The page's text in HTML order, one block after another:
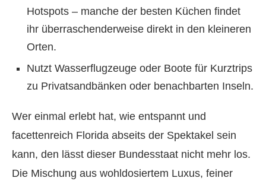
Hotspots – manche der besten Küchen findet
ihr überraschenderweise direkt in den kleineren
Orten.
Nutzt Wasserflugzeuge oder Boote für Kurztrips
zu Privatsandbänken oder benachbarten Inseln.
Wer einmal erlebt hat, wie entspannt und
facettenreich Florida abseits der Spektakel sein
kann, den lässt dieser Bundesstaat nicht mehr los.
Die Mischung aus wohldosiertem Luxus, feiner